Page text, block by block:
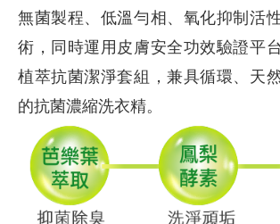
無菌製程、低溫勻相、氧化抑制活
術，同時運用皮膚安全功效驗證平
植萃抗菌潔淨套組，兼具循環、天
的抗菌濃縮洗衣精。